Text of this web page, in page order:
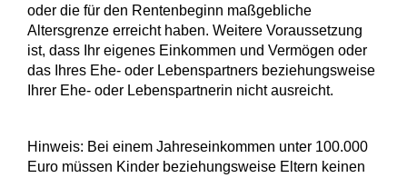
oder die für den Rentenbeginn maßgebliche
Altersgrenze erreicht haben. Weitere Voraussetzung
ist, dass Ihr eigenes Einkommen und Vermögen oder
das Ihres Ehe- oder Lebenspartners beziehungsweise
Ihrer Ehe- oder Lebenspartnerin nicht ausreicht.
Hinweis: Bei einem Jahreseinkommen unter 100.000
Euro müssen Kinder beziehungsweise Eltern keinen